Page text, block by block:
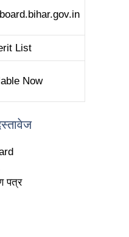
List
Now
पत्र